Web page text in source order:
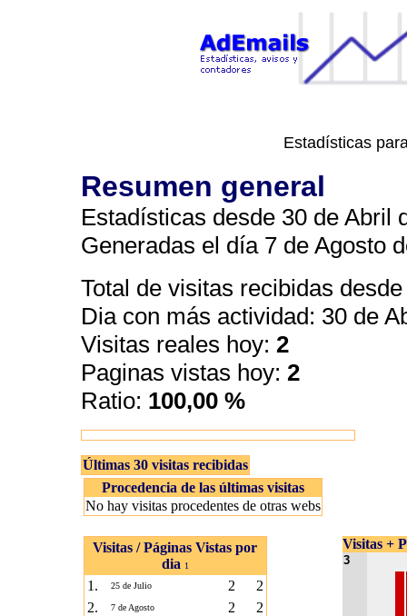
Estadísticas
Resumen general
Estadísticas desde 30 de Abril
Generadas el día 7 de Agosto
Total de visitas recibidas
Dia con más actividad: 30 de
Visitas reales hoy: 2
Paginas vistas hoy: 2
Ratio: 100,00 %
Últimas 30 visitas recibidas
Procedencia de las últimas visitas
No hay visitas procedentes de otras webs
Visitas / Páginas Vistas por
dia 1
1. 25 de Julio 2
2
2.
7 de Agosto 2
2
Visitas +
3